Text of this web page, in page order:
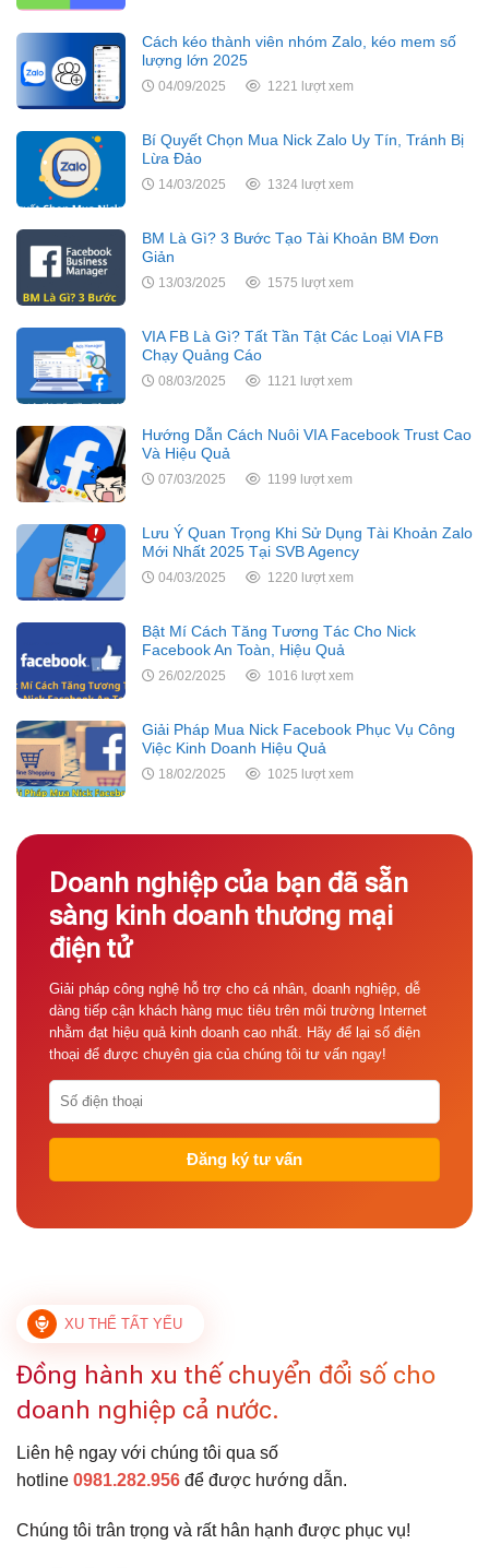
Cách kéo thành viên nhóm Zalo, kéo mem số
lượng lớn 2025
04/09/2025 1221 lượt xem
Bí Quyết Chọn Mua Nick Zalo Uy Tín, Tránh Bị
Lừa Đảo
14/03/2025 1324 lượt xem
BM Là Gì? 3 Bước Tạo Tài Khoản BM Đơn
Giản
13/03/2025 1575 lượt xem
VIA FB Là Gì? Tất Tần Tật Các Loại VIA FB
Chạy Quảng Cáo
08/03/2025 1121 lượt xem
Hướng Dẫn Cách Nuôi VIA Facebook Trust Cao
Và Hiệu Quả
07/03/2025 1199 lượt xem
Lưu Ý Quan Trọng Khi Sử Dụng Tài Khoản Zalo
Mới Nhất 2025 Tại SVB Agency
04/03/2025 1220 lượt xem
Bật Mí Cách Tăng Tương Tác Cho Nick
Facebook An Toàn, Hiệu Quả
26/02/2025 1016 lượt xem
Giải Pháp Mua Nick Facebook Phục Vụ Công
Việc Kinh Doanh Hiệu Quả
18/02/2025 1025 lượt xem
Doanh nghiệp của bạn đã sẵn
sàng kinh doanh thương mại
điện tử
Giải pháp công nghệ hỗ trợ cho cá nhân, doanh nghiệp, dễ
dàng tiếp cận khách hàng mục tiêu trên môi trường Internet
nhằm đạt hiệu quả kinh doanh cao nhất. Hãy để lại số điện
thoại để được chuyên gia của chúng tôi tư vấn ngay!
XU THẾ TẤT YẾU
Đồng hành xu thế chuyển đổi số cho
doanh nghiệp cả nước.
Liên hệ ngay với chúng tôi qua số
hotline 0981.282.956 để được hướng dẫn.
Chúng tôi trân trọng và rất hân hạnh được phục vụ!